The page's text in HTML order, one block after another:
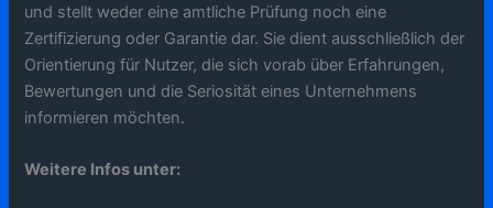
und stellt weder eine amtliche Prüfung noch eine
Zertifizierung oder Garantie dar. Sie dient ausschließlich der
Orientierung für Nutzer, die sich vorab über Erfahrungen,
Bewertungen und die Seriosität eines Unternehmens
informieren möchten.
Weitere Infos unter: